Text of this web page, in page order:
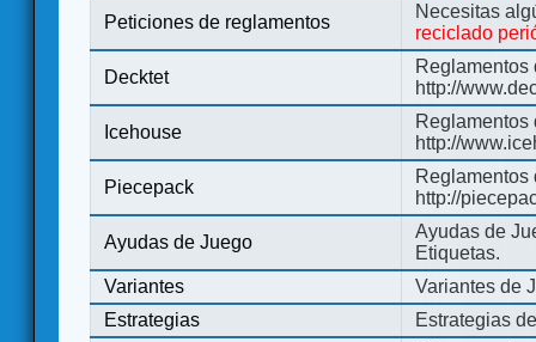
Peticiones de reglamentos
Necesitas
reciclado
Decktet
Reglamentos
http://
Icehouse
Reglamentos
http://
Piecepack
Reglamentos
http://
Ayudas de Juego
Ayudas de
Etiquetas.
Variantes
Variantes de
Estrategias
Estrategias